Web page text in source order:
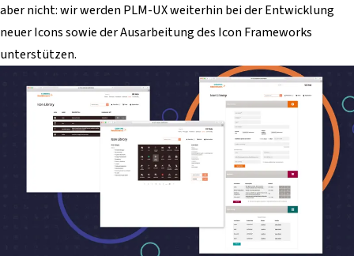
aber nicht: wir werden PLM-UX weiterhin bei der Entwicklung
neuer Icons sowie der Ausarbeitung des Icon Frameworks
unterstützen.